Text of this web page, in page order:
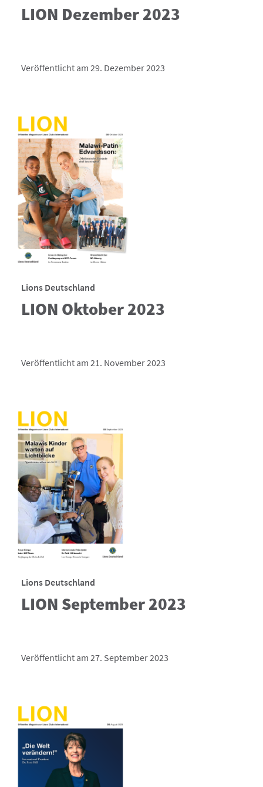
LION Dezember 2023
Veröffentlicht am 29. Dezember 2023
Lions Deutschland
LION Oktober 2023
Veröffentlicht am 21. November 2023
Lions Deutschland
LION September 2023
Veröffentlicht am 27. September 2023